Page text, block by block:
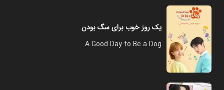
یک روز خوب برای سگ بودن
A Good Day to Be a Dog